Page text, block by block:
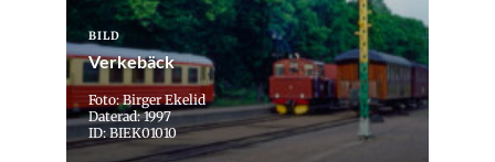
BILD
Verkebäck
Foto: Birger Ekelid
Daterad: 1997
ID: BIEK01010